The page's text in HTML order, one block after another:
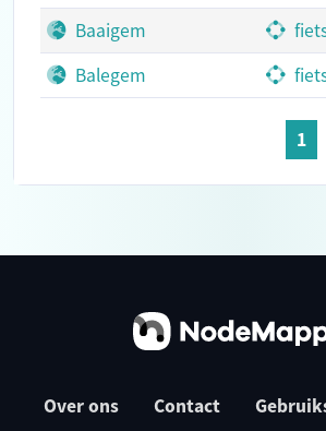
Baaigem
Balegem
1
Over ons Contact